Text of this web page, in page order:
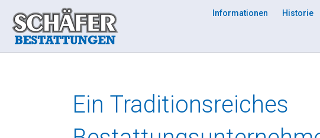
Inhalt
springen
Informationen Historie
Ein Traditionsreiches